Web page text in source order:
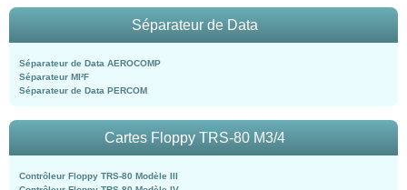
Séparateur de Data
Séparateur de Data AEROCOMP
Séparateur MI²F
Séparateur de Data PERCOM
Cartes Floppy TRS-80 M3/4
Contrôleur Floppy TRS-80 Modèle III